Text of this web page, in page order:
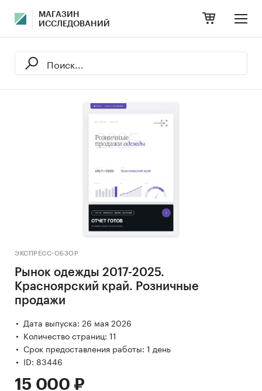
МАГАЗИН
ИССЛЕДОВАНИЙ
ЭКСПРЕСС-ОБЗОР
Рынок одежды 2017-2025.
Красноярский край. Розничные
продажи
Дата выпуска: 26 мая 2026
Количество страниц: 11
Срок предоставления работы: 1 день
ID: 83446
15 000 ₽